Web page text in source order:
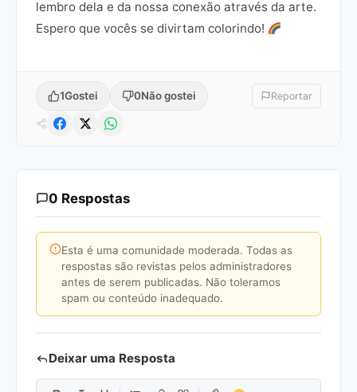
lembro dela e da nossa conexão através da arte.
Espero que vocês se divirtam colorindo!
1Gostei 0Não gostei Reportar
0 Respostas
Esta é uma comunidade moderada. Todas as
respostas são revistas pelos administradores
antes de serem publicadas. Não toleramos
spam ou conteúdo inadequado.
Deixar uma Resposta